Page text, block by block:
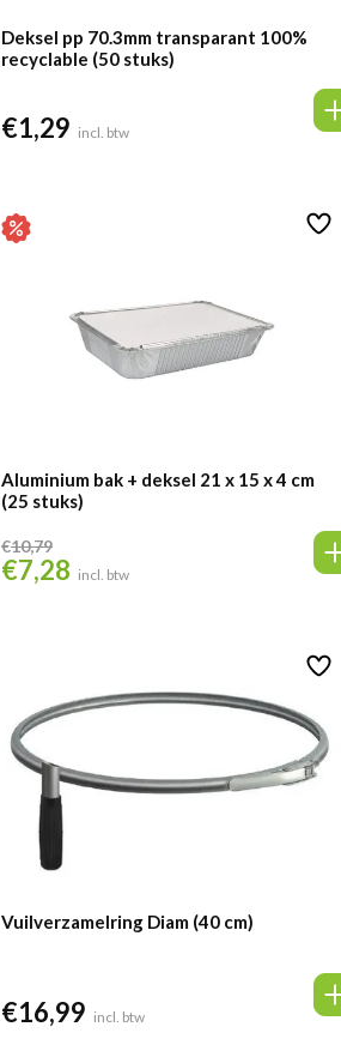
Deksel pp 70.3mm transparant 100%
recyclable (50 stuks)
€1,29 incl. btw
Aluminium bak + deksel 21 x 15 x 4 cm
(25 stuks)
€10,79
Oorspronkelijke
€7,28 Huidige
incl. btw
Vuilverzamelring Diam (40 cm)
€16,99 incl. btw